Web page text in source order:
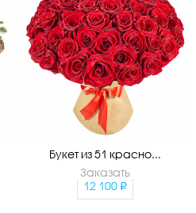
Букет из 51 красно...
Заказать
12 100